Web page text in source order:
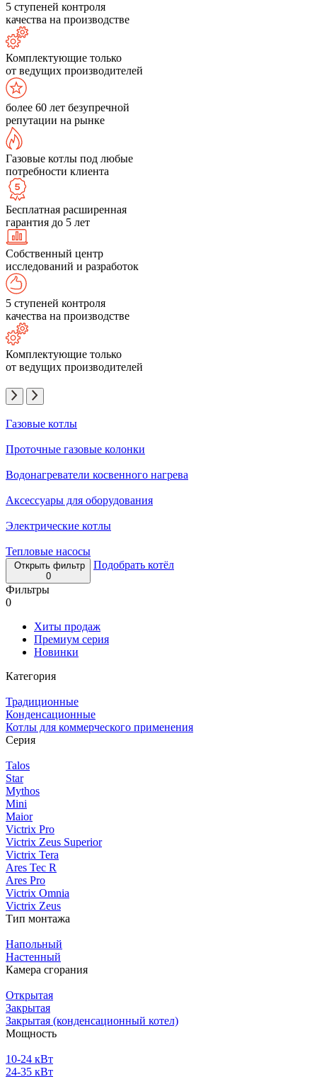
5 ступеней контроля
качества на производстве
Комплектующие только
от ведущих производителей
более 60 лет безупречной
репутации на рынке
Газовые котлы под любые
потребности клиента
Бесплатная расширенная
гарантия до 5 лет
Собственный центр
исследований и разработок
5 ступеней контроля
качества на производстве
Комплектующие только
от ведущих производителей
Газовые котлы
Проточные газовые колонки
Водонагреватели косвенного нагрева
Аксессуары для оборудования
Электрические котлы
Тепловые насосы
Открыть фильтр
0
Подобрать котёл
Фильтры
0
Хиты продаж
Премиум серия
Новинки
Категория
Традиционные
Конденсационные
Котлы для коммерческого применения
Серия
Talos
Star
Mythos
Mini
Maior
Victrix Pro
Victrix Zeus Superior
Victrix Tera
Ares Tec R
Ares Pro
Victrix Omnia
Victrix Zeus
Тип монтажа
Напольный
Настенный
Камера сгорания
Открытая
Закрытая
Закрытая (конденсационный котел)
Мощность
10-24 кВт
24-35 кВт